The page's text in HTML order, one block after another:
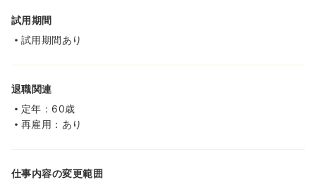
試用期間
試用期間あり
退職関連
定年：60歳
再雇用：あり
仕事内容の変更範囲